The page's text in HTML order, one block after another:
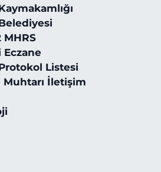
MHRS
Listesi
Muhtarı İletişim